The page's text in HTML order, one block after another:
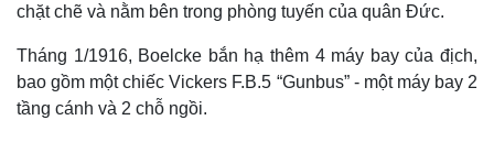
chặt chẽ và nằm bên trong phòng tuyến của quân Đức.
Tháng 1/1916, Boelcke bắn hạ thêm 4 máy bay của địch,
bao gồm một chiếc Vickers F.B.5 “Gunbus” - một máy bay 2
tầng cánh và 2 chỗ ngồi.